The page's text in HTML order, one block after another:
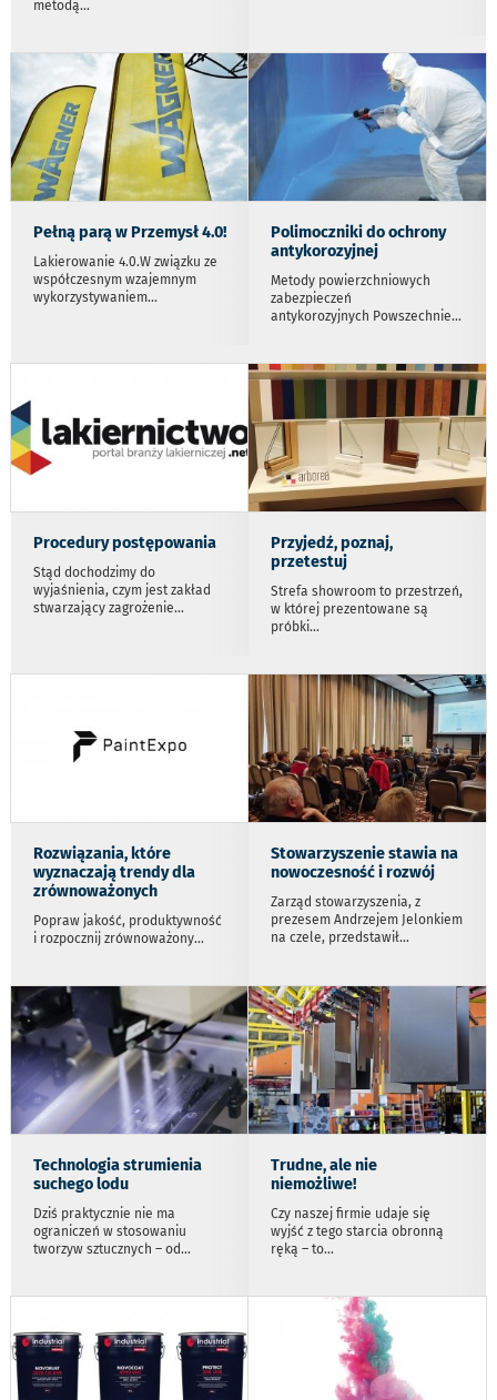
metodą...
Pełną parą w Przemysł 4.0!
Lakierowanie 4.0.W związku ze
współczesnym wzajemnym
wykorzystywaniem...
Polimoczniki do ochrony
antykorozyjnej
Metody powierzchniowych
zabezpieczeń
antykorozyjnych Powszechnie...
Procedury postępowania
Stąd dochodzimy do
wyjaśnienia, czym jest zakład
stwarzający zagrożenie...
Przyjedź, poznaj,
przetestuj
Strefa showroom to przestrzeń,
w której prezentowane są
próbki...
Rozwiązania, które
wyznaczają trendy dla
zrównoważonych
Popraw jakość, produktywność
i rozpocznij zrównoważony...
Stowarzyszenie stawia na
nowoczesność i rozwój
Zarząd stowarzyszenia, z
prezesem Andrzejem Jelonkiem
na czele, przedstawił...
Technologia strumienia
suchego lodu
Dziś praktycznie nie ma
ograniczeń w stosowaniu
tworzyw sztucznych – od...
Trudne, ale nie
niemożliwe!
Czy naszej firmie udaje się
wyjść z tego starcia obronną
ręką – to...